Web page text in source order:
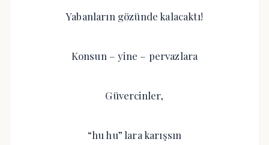
Yabanların gözünde kalacaktı!
Konsun – yine – pervazlara
Güvercinler,
“hu hu” lara karışsın